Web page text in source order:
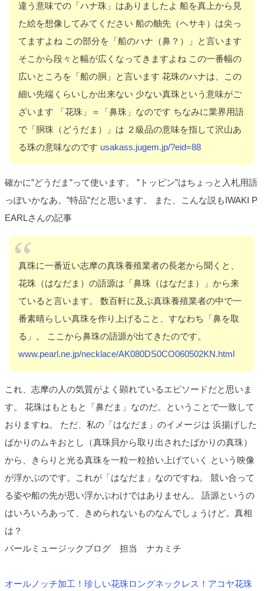
違う意味での「ハナ珠」はありましたよ 船を真上から見
た絵を想像してみてください 船の舳先（ヘサキ）は尖っ
てますよね この部分を「船のハナ（鼻？）」と言います
そこから段々と幅が広くなってきますよね この一番幅の
広いところを「船の胴」と言います 花珠のハナは、この
細い先端くらいしか出来ない 少ない真珠という意味がご
ざいます 「花珠」＝「鼻珠」なのです ちなみに業界用語
で「胴珠（どうだま）」は ２級品の意味を指して沢山あ
る珠の意味なのです usakass.jugem.jp/?eid=88
確かに”どうだま”って使います。 ”トッピン”はちょっと入札用語
っぽいかなあ。”特品”だと思います。 また、こんな説もIWAKI P
EARLさんの記事
真珠に一番近い志摩の真珠養殖業者の長老から聞くと、
花珠（はなだま）の語源は「鼻珠（はなだま）」から来
ていると言います。 数百軒に及ぶ真珠養殖業者の中で一
番素晴らしい真珠を作り上げること、すなわち「鼻を取
る」。 ここから鼻珠の語源が出てきたのです。
www.pearl.ne.jp/necklace/AK080DS0CO060502KN.html
これ、志摩の人の気質がよく顕れているエピソードだと思いま
す。 花珠はもともと「鼻だま」なのだ。ということで一致して
おりますね。 ただ、私の「はなだま」のイメージは 浜揚げした
ばかりのムキおとし（真珠貝から取り出されたばかりの真珠）
から、きらりと光る真珠を一粒一粒拾い上げていく という映像
が浮かぶのです。これが「はなだま」なのですね。 競い合って
る姿や船の先が思い浮かぶわけではありません。 語源というの
はいろいろあって、きめられないものなんでしょうけど。真相
は？
パールミュージックブログ 担当 ナカミチ
オールノッチ加工！珍しい花珠ロングネックレス！アコヤ花珠